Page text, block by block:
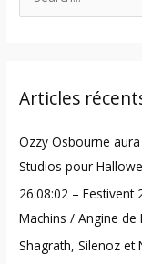
c
f
o
r
:
Articles
Ozzy Osbourne
Studios pour
26:08:02 – Festivent
Machins / Angine de
Shagrath, Silenoz et